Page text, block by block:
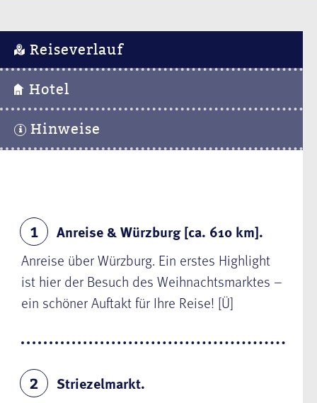
Reiseverlauf
Hotel
Hinweise
1
Anreise & Würzburg [ca. 610 km].
Anreise überWürzburg. Ein erstes Highlight
ist hier der Besuch des Weihnachtsmarktes –
ein schöner Auftakt für Ihre Reise! [Ü]
2
Striezelmarkt.